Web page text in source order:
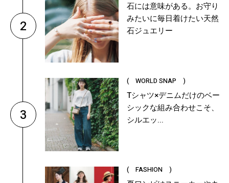
2
石には意味がある。お守り
みたいに毎日着けたい天然
石ジュエリー
3
( WORLD SNAP )
Tシャツ×デニムだけのベー
シックな組み合わせこそ、
シルエッ...
( FASHION )